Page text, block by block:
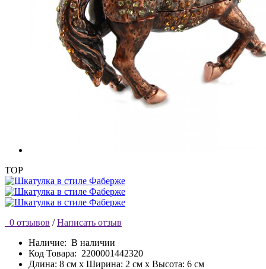
TOP
0 отзывов / Написать отзыв
Наличие: В наличии
Код Товара: 2200001442320
Длина: 8 см x Ширина: 2 см x Высота: 6 см